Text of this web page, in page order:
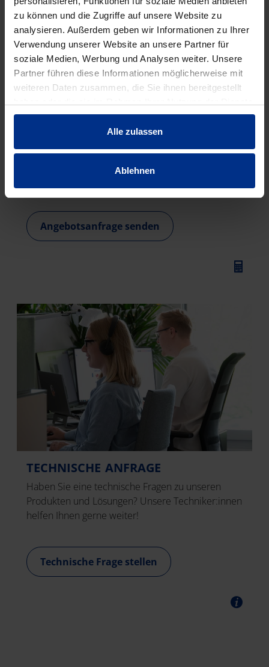
zu können und die Zugriffe auf unsere Website zu
analysieren. Außerdem geben wir Informationen zu Ihrer
Verwendung unserer Website an unsere Partner für
soziale Medien, Werbung und Analysen weiter. Unsere
Partner führen diese Informationen möglicherweise mit
weiteren Daten zusammen, die Sie ihnen bereitgestellt
gesammelt haben.
Alle zulassen
Ablehnen
ANGEBOTSSERVICE
Wir erstellen Ihnen gerne ein unverbindliches
Angebotsanfrage senden
TECHNISCHE ANFRAGE
Haben Sie eine technische Fragen zu unseren
Produkten und Lösungen? Unsere Techniker:innen
helfen Ihnen gerne weiter!
Technische Frage stellen